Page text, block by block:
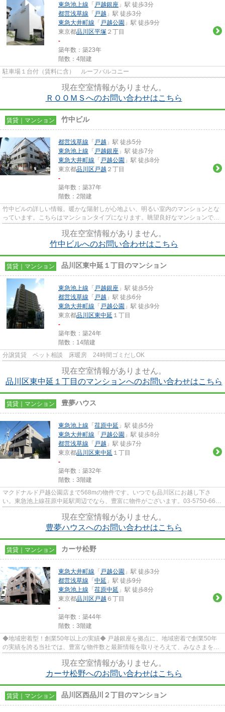
東急池上線 「 戸越銀座 」駅 徒歩3分
都営浅草線 「 戸越 」駅 徒歩3分
東急大井町線 「 戸越公園 」駅 徒歩9分
東京都品川区平塚 ２丁目
-
築年数：築23年
階数：4階建
駐車場１台付（賃料に含） ルーフバルコニー
現在空室情報がありません。
ＲＯＯＭＳへのお問い合わせはこちら
賃貸｜マンション 竹中ビル
都営浅草線 「 戸越 」駅 徒歩5分
東急池上線 「 戸越銀座 」駅 徒歩7分
東急大井町線 「 戸越公園 」駅 徒歩8分
東京都品川区 戸越 ２丁目
-
築年数：築37年
階数：2階建
竹中ビルの詳しい情報。暖かな陽射しが心地よい、明るい室内のマンションとな
っています。こちらはマンションタイプになります。眺望良好なマンションで
現在空室情報がありません。
竹中ビルへのお問い合わせはこちら
賃貸｜マンション 品川区東中延１丁目のマンション
東急池上線 「 戸越銀座 」駅 徒歩5分
都営浅草線 「 戸越 」駅 徒歩6分
東急大井町線 「 戸越公園 」駅 徒歩9分
東京都品川区東中延 １丁目
-
築年数：築24年
階数：14階建
分譲賃貸 ペット相談 床暖房 24時間ゴミだしOK
現在空室情報がありません。
品川区東中延１丁目のマンションへのお問い合わせはこちら
賃貸｜マンション 豊夢ハウス
東急池上線 「 荏原中延 」駅 徒歩5分
東急大井町線 「 戸越公園 」駅 徒歩8分
都営浅草線 「 戸越 」駅 徒歩7分
東京都品川区東中延 １丁目
-
築年数：築32年
階数：3階建
マクドナルド戸越公園店まで568mの物件です。いつでも品川区にお越し下さ
い。東急池上線荏原中延駅周辺でなら、豊富に物件がございます。03-5750-6633
現在空室情報がありません。
豊夢ハウスへのお問い合わせはこちら
賃貸｜マンション カーサ松野
東急大井町線 「 戸越公園 」駅 徒歩3分
都営浅草線 「 中延 」駅 徒歩9分
東急池上線 「 荏原中延 」駅 徒歩8分
東京都品川区 戸越 ６丁目
-
築年数：築44年
階数：3階建
◆地域密着型！創業50年以上の実績◆ 戸越銀座を拠点に、地域密着で創業50年
の実績を誇る当社では、豊富な物件数と最新情報を取りそろえて、みなさまをお
現在空室情報がありません。
カーサ松野へのお問い合わせはこちら
賃貸｜マンション 品川区西品川２丁目のマンション